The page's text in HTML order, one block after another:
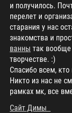
и получилось.
перелет и
старания у нас
знакомства и
ванны так
творчестве. :)
Спасибо всем,
Никто из нас не
рамках мк, все
Сайт Димы